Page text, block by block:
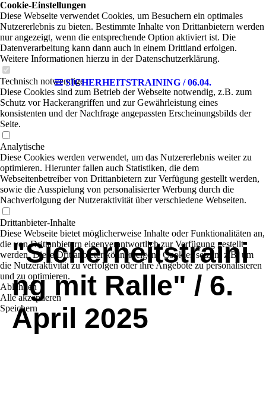
SICHERHEITSTRAINING / 06.04.
"Sicherheitstraini
ng mit Ralle" / 6.
April 2025
Cookie-Einstellungen
Diese Webseite verwendet Cookies, um Besuchern ein optimales
Nutzererlebnis zu bieten. Bestimmte Inhalte von Drittanbietern werden
nur angezeigt, wenn die entsprechende Option aktiviert ist. Die
Datenverarbeitung kann dann auch in einem Drittland erfolgen.
Weitere Informationen hierzu in der Datenschutzerklärung.
Technisch notwendige
Diese Cookies sind zum Betrieb der Webseite notwendig, z.B. zum
Schutz vor Hackerangriffen und zur Gewährleistung eines
konsistenten und der Nachfrage angepassten Erscheinungsbilds der
Seite.
Analytische
Diese Cookies werden verwendet, um das Nutzererlebnis weiter zu
optimieren. Hierunter fallen auch Statistiken, die dem
Webseitenbetreiber von Drittanbietern zur Verfügung gestellt werden,
sowie die Ausspielung von personalisierter Werbung durch die
Nachverfolgung der Nutzeraktivität über verschiedene Webseiten.
Drittanbieter-Inhalte
Diese Webseite bietet möglicherweise Inhalte oder Funktionalitäten an,
die von Drittanbietern eigenverantwortlich zur Verfügung gestellt
werden. Diese Drittanbieter können eigene Cookies setzen, z.B. um
die Nutzeraktivität zu verfolgen oder ihre Angebote zu personalisieren
und zu optimieren.
Ablehnen
Alle akzeptieren
Speichern